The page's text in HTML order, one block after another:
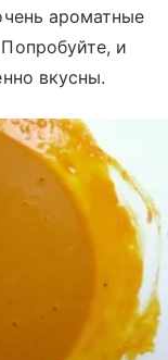
ароматные
и
вкусны.